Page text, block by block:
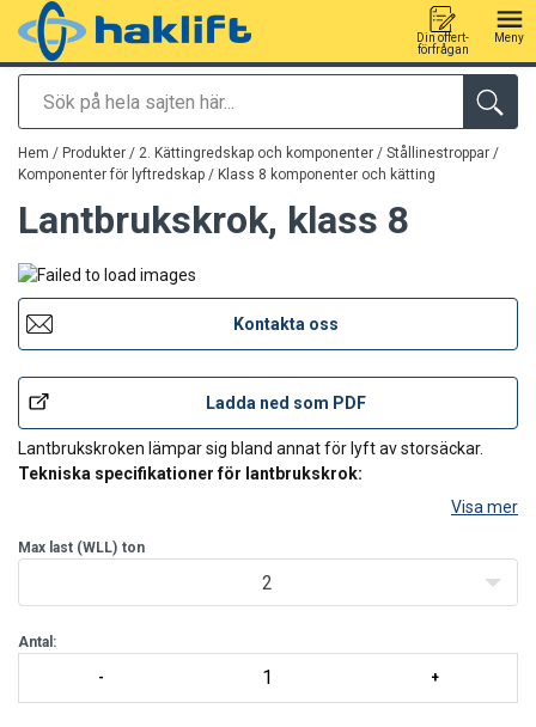
Sök
Din offert-
förfrågan
Meny
tillagd i varukorg
Hem / Produkter / 2. Kättingredskap och komponenter / Stållinestroppar /
Komponenter för lyftredskap / Klass 8 komponenter och kätting
Lantbrukskrok, klass 8
Kontakta oss
Ladda ned som PDF
Lantbrukskroken lämpar sig bland annat för lyft av storsäckar.
Tekniska specifikationer för lantbrukskrok:
Visa mer
Max last (WLL) ton
2
Antal: